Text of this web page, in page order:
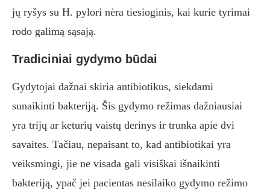
jų ryšys su H. pylori nėra tiesioginis, kai kurie tyrimai
rodo galimą sąsają.
Tradiciniai gydymo būdai
Gydytojai dažnai skiria antibiotikus, siekdami
sunaikinti bakteriją. Šis gydymo režimas dažniausiai
yra trijų ar keturių vaistų derinys ir trunka apie dvi
savaites. Tačiau, nepaisant to, kad antibiotikai yra
veiksmingi, jie ne visada gali visiškai išnaikinti
bakteriją, ypač jei pacientas nesilaiko gydymo režimo